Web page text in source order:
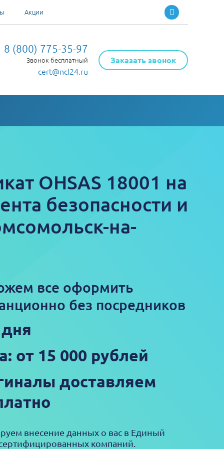
Акции
8 (800) 775-35-97
Звонок бесплатный
cert@ncl24.ru
Заказать звонок
OHSAS 18001 на
безопасности и
на-
все оформить
без посредников
от 15 000 рублей
доставляем
внесение данных о вас в Единый
компаний.